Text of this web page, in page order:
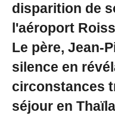
disparition de
l'aéroport
Le père, Jean-
silence en
circonstances
séjour en